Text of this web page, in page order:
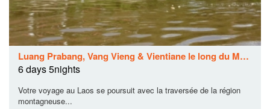
Luang Prabang, Vang Vieng & Vientiane le long du Mekong 6 Jours / 5 Nuits
6 days 5nights
Votre voyage au Laos se poursuit avec la traversée de la région
montagneuse...